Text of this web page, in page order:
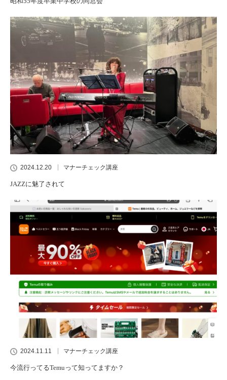
2024.12.20 マナーチェック講座
JAZZに魅了されて
2024.11.11 マナーチェック講座
今流行ってるTemuって知ってますか？